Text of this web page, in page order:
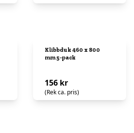
Klibbduk 460 x 800
mm 5-pack
156 kr
(Rek ca. pris)